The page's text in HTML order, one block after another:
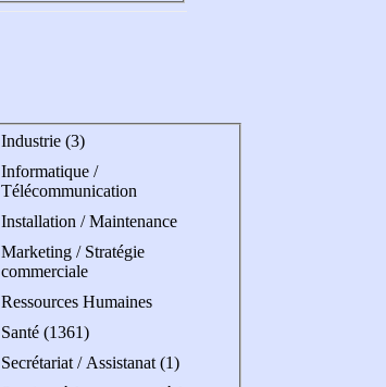
Industrie (3)
Informatique /
Télécommunication
Installation / Maintenance
Marketing / Stratégie
commerciale
Ressources Humaines
Santé (1361)
Secrétariat / Assistanat (1)